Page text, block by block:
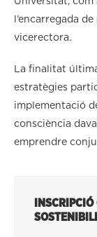
l’encarregada
vicerectora.
La finalitat
estratègies
implementació
consciència
emprendre